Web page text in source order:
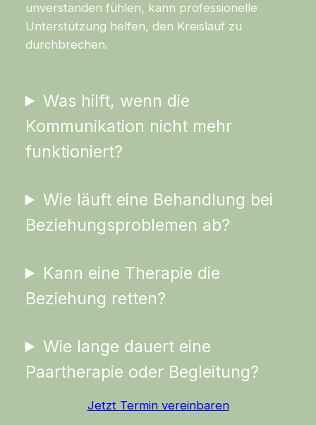
unverstanden fühlen, kann professionelle
Unterstützung helfen, den Kreislauf zu
durchbrechen.
Was hilft, wenn die
Kommunikation nicht mehr
funktioniert?
Wie läuft eine Behandlung bei
Beziehungsproblemen ab?
Kann eine Therapie die
Beziehung retten?
Wie lange dauert eine
Paartherapie oder Begleitung?
Jetzt Termin vereinbaren